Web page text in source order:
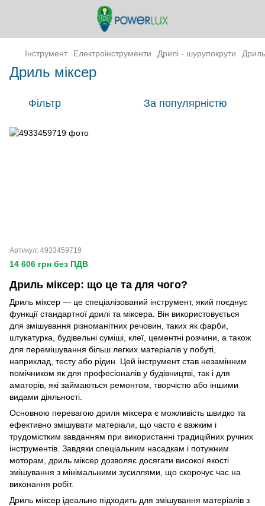
Інструмент Електроінструменти Дрилі - шурупокрути
Дриль міксер
Фільтр За популярністю
Артикул: 4933459719
14 606 грн без ПДВ
Дриль міксер: що це та для чого?
Дриль міксер — це спеціалізований інструмент, який поєднує
функції стандартної дрилі та міксера. Він використовується
для змішування різноманітних речовин, таких як фарби,
штукатурка, будівельні суміші, клеї, цементні розчини, а також
для перемішування більш легких матеріалів у побуті,
наприклад, тесту або рідин. Цей інструмент став незамінним
помічником як для професіоналів у будівництві, так і для
аматорів, які займаються ремонтом, творчістю або іншими
видами діяльності.
Основною перевагою дриля міксера є можливість швидко та
ефективно змішувати матеріали, що часто є важким і
трудомістким завданням при використанні традиційних ручних
інструментів. Завдяки спеціальним насадкам і потужним
моторам, дриль міксер дозволяє досягати високої якості
змішування з мінімальними зусиллями, що скорочує час на
виконання робіт.
Дриль міксер ідеально підходить для змішування матеріалів з